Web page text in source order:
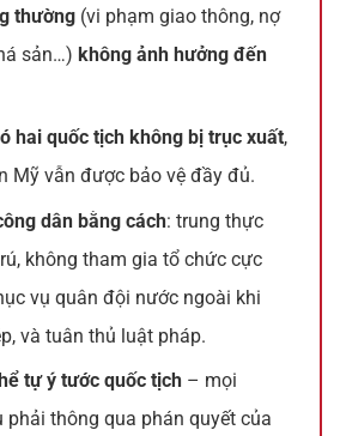
thường (vi phạm giao thông, nợ
sản…)không ảnh hưởng đến
hai quốc tịch không bị trục xuất,
Mỹ vẫn được bảo vệ đầy đủ.
dân bằng cách: trung thực
không tham gia tổ chức cực
vụ quân đội nước ngoài khi
và tuân thủ luật pháp.
tự ý tước quốc tịch – mọi
phải thông qua phán quyết của